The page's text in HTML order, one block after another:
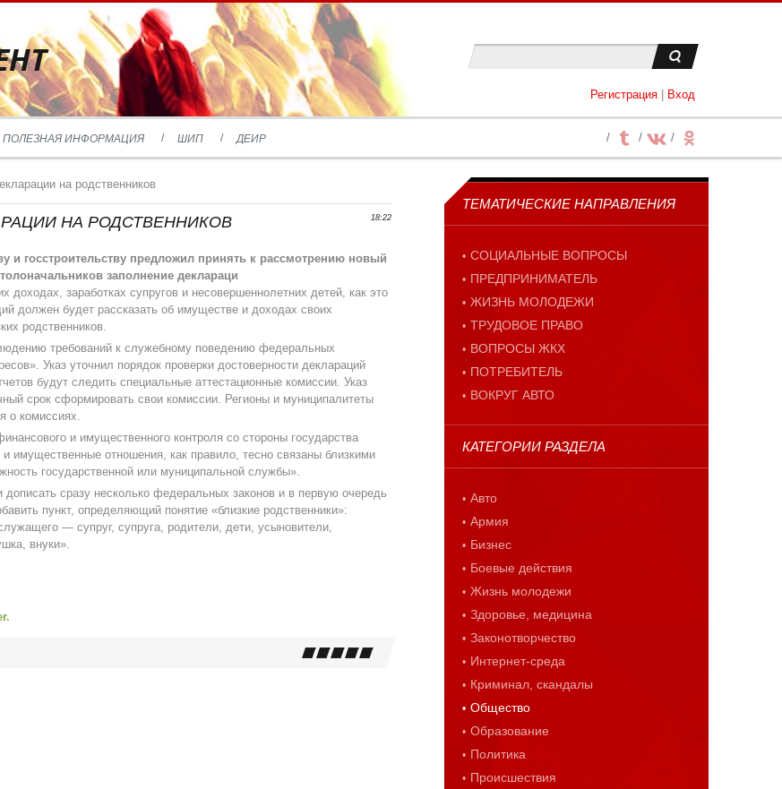
Регистрация Вход
ПОЛЕЗНАЯ ИНФОРМАЦИЯ ШИП ДЕИР
на родственников
18:22
НА РОДСТВЕННИКОВ
и госстроительству предложил принять к рассмотрению новый
заполнение деклараци
доходах, заработках супругов и несовершеннолетних детей, как это
должен будет рассказать об имуществе и доходах своих
родственников.
требований к служебному поведению федеральных
Указ уточнил порядок проверки достоверности деклараций
будут следить специальные аттестационные комиссии. Указ
срок сформировать свои комиссии. Регионы и муниципалитеты
о комиссиях.
и имущественного контроля со стороны государства
имущественные отношения, как правило, тесно связаны близкими
государственной или муниципальной службы».
дописать сразу несколько федеральных законов и в первую очередь
пункт, определяющий понятие «близкие родственники»:
— супруг, супруга, родители, дети, усыновители,
внуки».
ТЕМАТИЧЕСКИЕ НАПРАВЛЕНИЯ
СОЦИАЛЬНЫЕ ВОПРОСЫ
ПРЕДПРИНИМАТЕЛЬ
ЖИЗНЬ МОЛОДЕЖИ
ТРУДОВОЕ ПРАВО
ВОПРОСЫ ЖКХ
ПОТРЕБИТЕЛЬ
ВОКРУГ АВТО
КАТЕГОРИИ РАЗДЕЛА
Авто
Армия
Бизнес
Боевые действия
Жизнь молодежи
Здоровье, медицина
Законотворчество
Интернет-среда
Криминал, скандалы
Общество
Образование
Политика
Происшествия